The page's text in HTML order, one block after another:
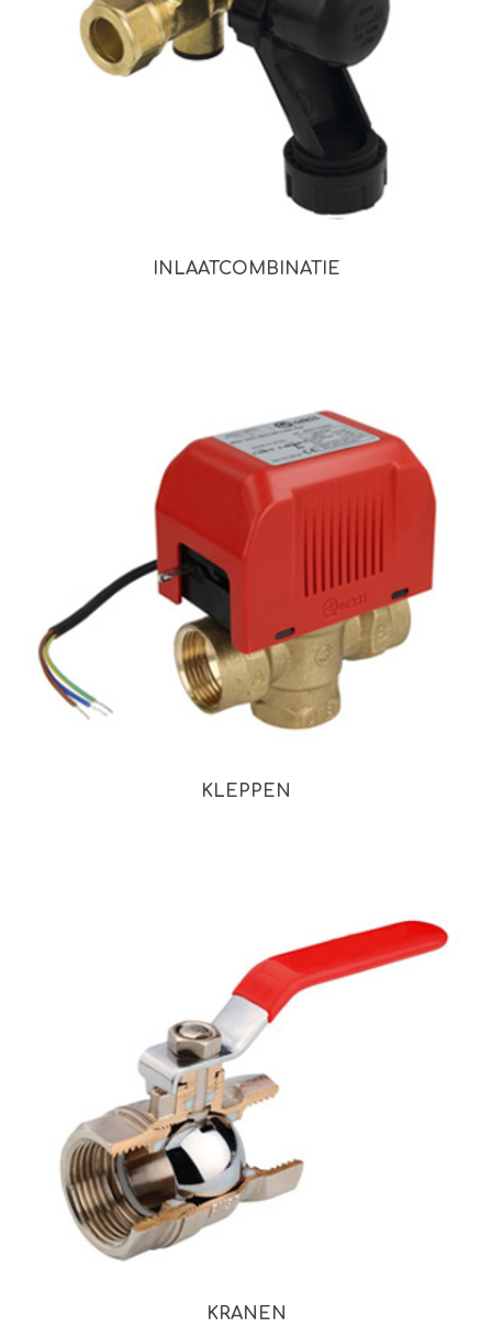
INLAATCOMBINATIE
KLEPPEN
KRANEN